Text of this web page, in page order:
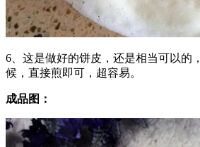
6、这是做好的饼皮，还是相当可以的
候，直接煎即可，超容易。
成品图：